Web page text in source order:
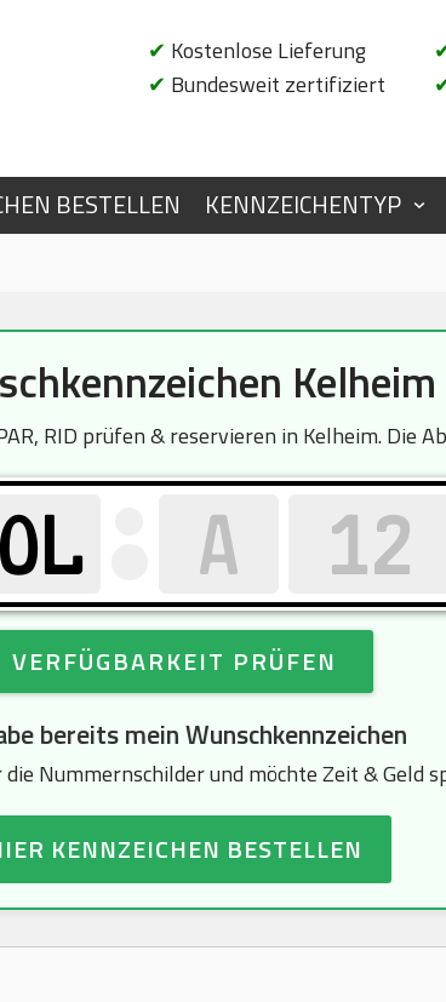
✔ Kostenlose Lieferung
✔ Bundesweit zertifiziert
BESTELLEN KENNZEICHENTYP
Kelheim
RID prüfen & reservieren in Kelheim. Die
VERFÜGBARKEIT PRÜFEN
bereits mein Wunschkennzeichen
Nummernschilder und möchte Zeit & Geld
KENNZEICHEN BESTELLEN